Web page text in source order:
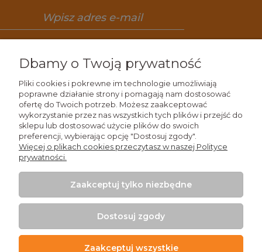
Wiedza
Zakupy
Moje konto
Dbamy o Twoją prywatność
Pliki cookies i pokrewne im technologie umożliwiają
poprawne działanie strony i pomagają nam dostosować
ofertę do Twoich potrzeb. Możesz zaakceptować
wykorzystanie przez nas wszystkich tych plików i przejść do
sklepu lub dostosować użycie plików do swoich
preferencji, wybierając opcję "Dostosuj zgody".
Więcej o plikach cookies przeczytasz w naszej Polityce
prywatności.
Zaakceptuj tylko niezbędne
Dostosuj zgody
Zaakceptuj wszystkie